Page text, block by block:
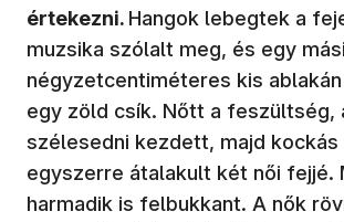
értekezni. Hangok lebegtek a
muzsika szólalt meg, és egy
négyzetcentiméteres kis
egy zöld csík. Nőtt a feszültség,
szélesedni kezdett, majd
egyszerre átalakult két női fejjé.
harmadik is felbukkant. A nők